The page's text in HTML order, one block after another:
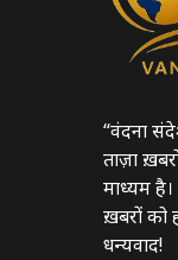
“वंदना
ताज़ा
माध्यम
ख़बरों को
धन्यवाद!